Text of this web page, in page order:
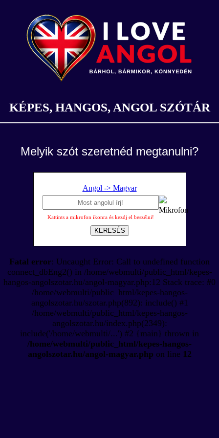
KÉPES, HANGOS, ANGOL SZÓTÁR
Melyik szót szeretnéd megtanulni?
Angol -> Magyar
Kattints a mikrofon ikonra és kezdj el beszélni!
KERESÉS
Fatal error: Uncaught Error: Call to undefined function
connect_dbEng2() in /home/webmulti/public_html/kepes-
hangos-angolszotar.hu/angol-magyar.php:12 Stack trace: #0
/home/webmulti/public_html/kepes-hangos-
angolszotar.hu/szotar.php(892): include() #1
/home/webmulti/public_html/kepes-hangos-
angolszotar.hu/index.php(2349):
include('/home/webmulti/...') #2 {main} thrown in
/home/webmulti/public_html/kepes-hangos-
angolszotar.hu/angol-magyar.php on line 12